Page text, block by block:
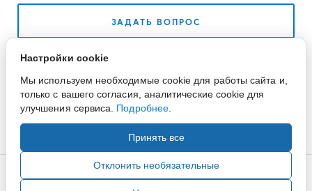
ЗАДАТЬ ВОПРОС
Copyright ©2015-2026. Завод Econex. Производство
светотехнического оборудования. При использовании
Настройки cookie
Мы используем необходимые cookie для работы сайта и,
только с вашего согласия, аналитические cookie для
улучшения сервиса. Подробнее.
Принять все
Отклонить необязательные